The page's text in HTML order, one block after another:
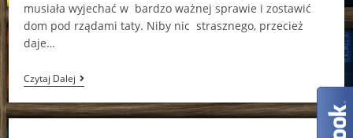
musiała wyjechać w bardzo ważnej sprawie i zostawić
dom pod rządami taty. Niby nic strasznego, przecież
daje…
Czytaj DalejZabrakło
Mleka…
I
Co